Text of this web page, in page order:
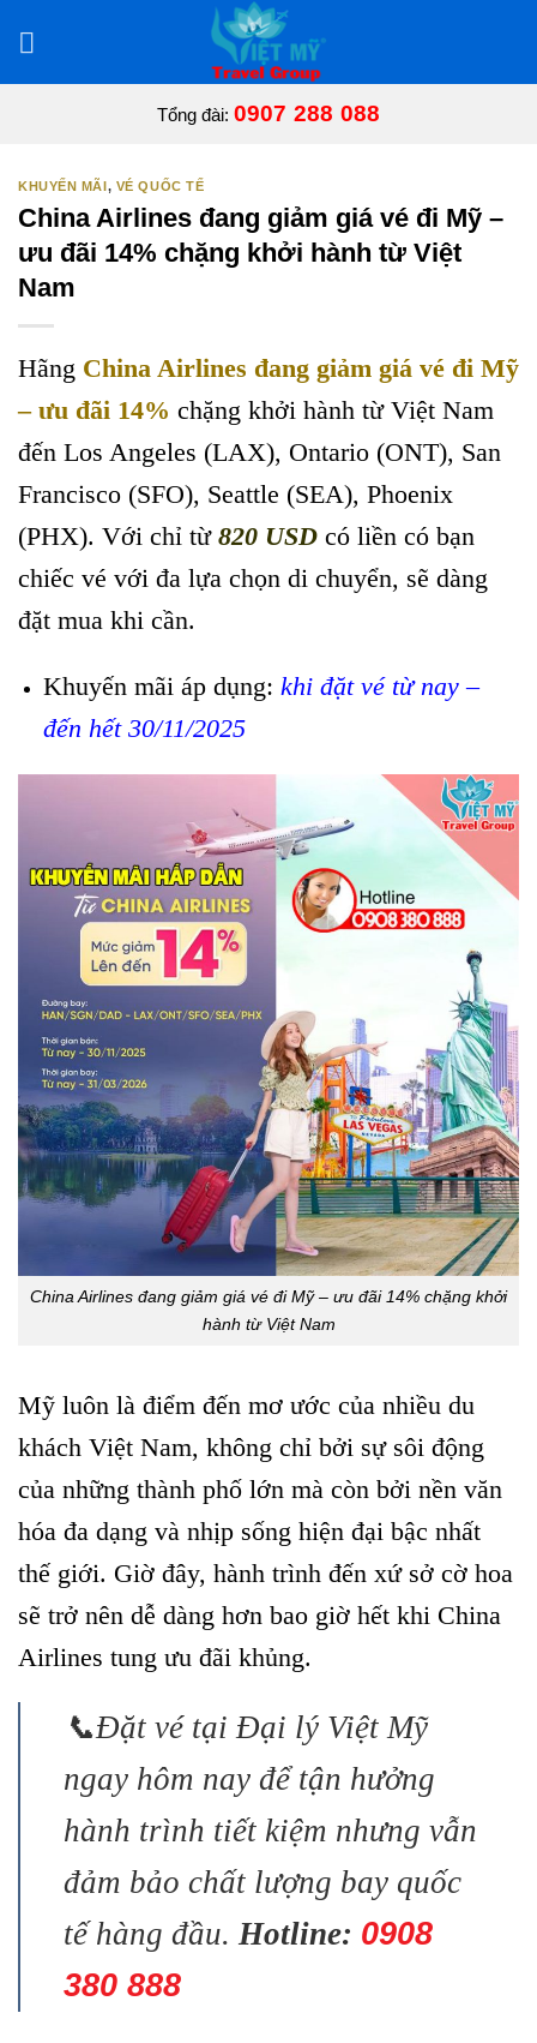
Tổng đài: 0907 288 088
KHUYẾN MÃI, VÉ QUỐC TẾ
China Airlines đang giảm giá vé đi Mỹ –
ưu đãi 14% chặng khởi hành từ Việt
Nam
Hãng China Airlines đang giảm giá vé đi Mỹ
– ưu đãi 14% chặng khởi hành từ Việt Nam
đến Los Angeles (LAX), Ontario (ONT), San
Francisco (SFO), Seattle (SEA), Phoenix
(PHX). Với chỉ từ 820 USD có liền có bạn
chiếc vé với đa lựa chọn di chuyển, sẽ dàng
đặt mua khi cần.
Khuyến mãi áp dụng: khi đặt vé từ nay –
đến hết 30/11/2025
China Airlines đang giảm giá vé đi Mỹ – ưu đãi 14% chặng khởi
hành từ Việt Nam
Mỹ luôn là điểm đến mơ ước của nhiều du
khách Việt Nam, không chỉ bởi sự sôi động
của những thành phố lớn mà còn bởi nền văn
hóa đa dạng và nhịp sống hiện đại bậc nhất
thế giới. Giờ đây, hành trình đến xứ sở cờ hoa
sẽ trở nên dễ dàng hơn bao giờ hết khi China
Airlines tung ưu đãi khủng.
📞Đặt vé tại Đại lý Việt Mỹ
ngay hôm nay để tận hưởng
hành trình tiết kiệm nhưng vẫn
đảm bảo chất lượng bay quốc
tế hàng đầu.Hotline: 0908
380 888